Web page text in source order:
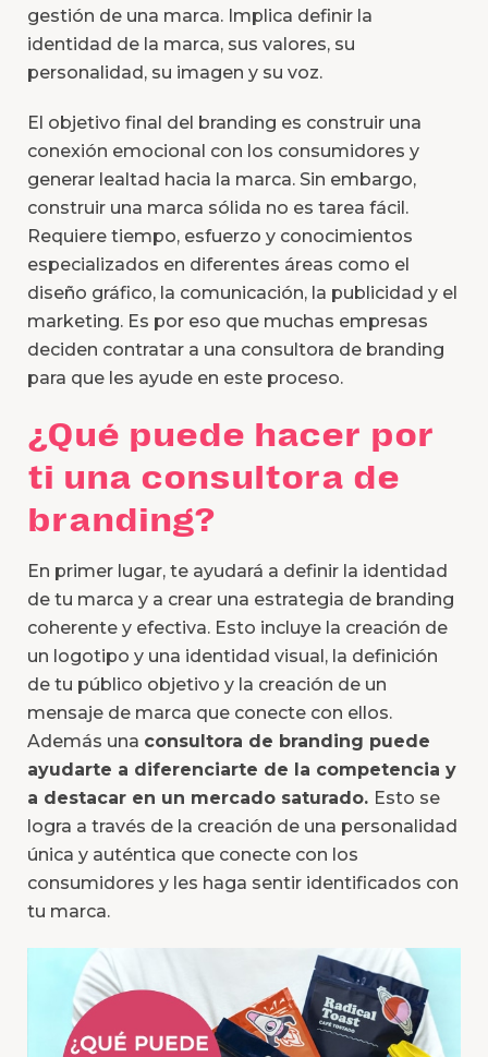
gestión de una marca. Implica definir la
identidad de la marca, sus valores, su
personalidad, su imagen y su voz.
El objetivo final del branding es construir una
conexión emocional con los consumidores y
generar lealtad hacia la marca. Sin embargo,
construir una marca sólida no es tarea fácil.
Requiere tiempo, esfuerzo y conocimientos
especializados en diferentes áreas como el
diseño gráfico, la comunicación, la publicidad y el
marketing. Es por eso que muchas empresas
deciden contratar a una consultora de branding
para que les ayude en este proceso.
¿Qué puede hacer por
ti una consultora de
branding?
En primer lugar, te ayudará a definir la identidad
de tu marca y a crear una estrategia de branding
coherente y efectiva. Esto incluye la creación de
un logotipo y una identidad visual, la definición
de tu público objetivo y la creación de un
mensaje de marca que conecte con ellos.
Además una consultora de branding puede
ayudarte a diferenciarte de la competencia y
a destacar en un mercado saturado. Esto se
logra a través de la creación de una personalidad
única y auténtica que conecte con los
consumidores y les haga sentir identificados con
tu marca.